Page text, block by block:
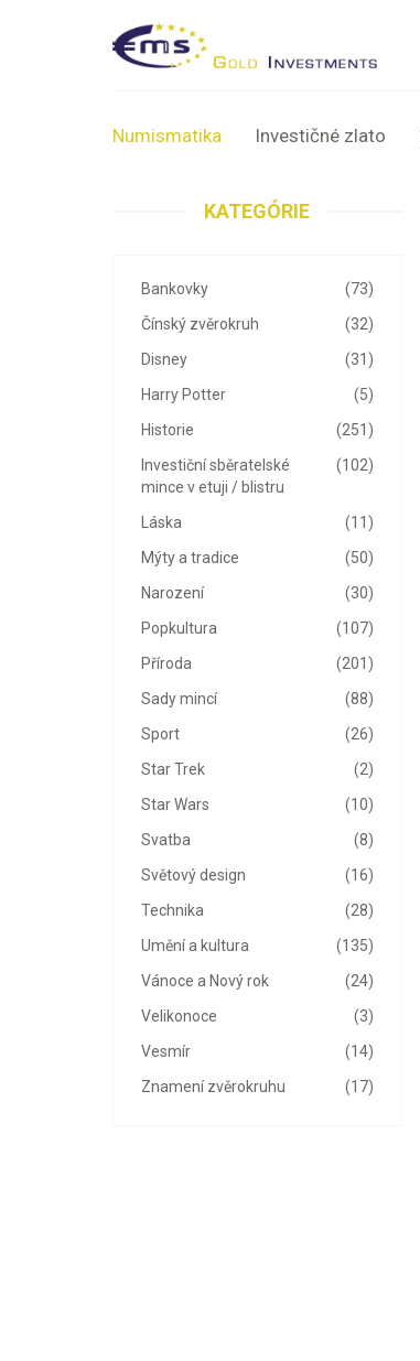
Numismatika Investičné zlato
KATEGÓRIE
(73)
Bankovky
(32)
Čínský zvěrokruh
(31)
Disney
(5)
Harry Potter
(251)
Historie
(102)
Investiční sběratelské
mince v etuji / blistru
(11)
Láska
(50)
Mýty a tradice
(30)
Narození
(107)
Popkultura
(201)
Příroda
(88)
Sady mincí
(26)
Sport
(2)
Star Trek
(10)
Star Wars
(8)
Svatba
(16)
Světový design
(28)
Technika
(135)
Umění a kultura
(24)
Vánoce a Nový rok
(3)
Velikonoce
(14)
Vesmír
(17)
Znamení zvěrokruhu